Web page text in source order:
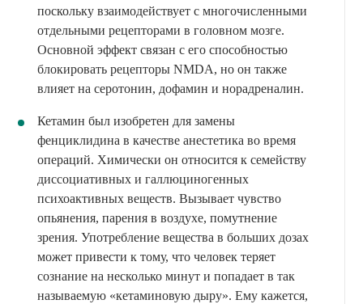
поскольку взаимодействует с многочисленными
отдельными рецепторами в головном мозге.
Основной эффект связан с его способностью
блокировать рецепторы NMDA, но он также
влияет на серотонин, дофамин и норадреналин.
Кетамин был изобретен для замены
фенциклидина в качестве анестетика во время
операций. Химически он относится к семейству
диссоциативных и галлюциногенных
психоактивных веществ. Вызывает чувство
опьянения, парения в воздухе, помутнение
зрения. Употребление вещества в больших дозах
может привести к тому, что человек теряет
сознание на несколько минут и попадает в так
называемую «кетаминовую дыру». Ему кажется,